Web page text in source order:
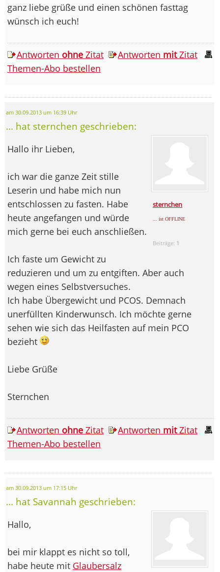
ganz liebe grüße und einen schönen fasttag
wünsch ich euch!
Antworten ohne Zitat Antworten mitZitat
Themen-Abo bestellen
am 30.09.2013 um 16:39 Uhr
... hat sternchen geschrieben:
sternchen
... ist OFFLINE
Beiträge: 1
Hallo ihr Lieben,
ich war die ganze Zeit stille
Leserin und habe mich nun
entschlossen zu fasten. Habe
heute angefangen und würde
mich gerne bei euch anschließen.
Ich faste um Gewicht zu
reduzieren und um zu entgiften. Aber auch
wegen eines Selbstversuches.
Ich habe Übergewicht und PCOS. Demnach
unerfüllten Kinderwunsch. Ich möchte gerne
sehen wie sich das Heilfasten auf mein PCO
bezieht
Liebe Grüße
Sternchen
Antworten ohne Zitat Antworten mitZitat
Themen-Abo bestellen
am 30.09.2013 um 17:15 Uhr
... hat Savannah geschrieben:
Hallo,
bei mir klappt es nicht so toll,
habe heute mit Glaubersalz